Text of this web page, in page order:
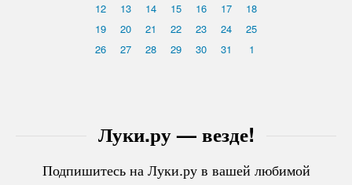
Луки.ру — везде!
Подпишитесь на Луки.ру в вашей любимой
12
13 14 15 16 17
18
19
20 21 22 23 24
25
26
27 28 29 30 31 1